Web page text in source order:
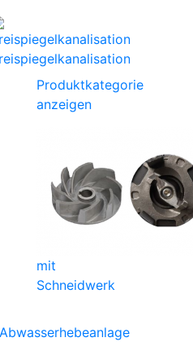
Produktkategorie
anzeigen
mit
Schneidwerk